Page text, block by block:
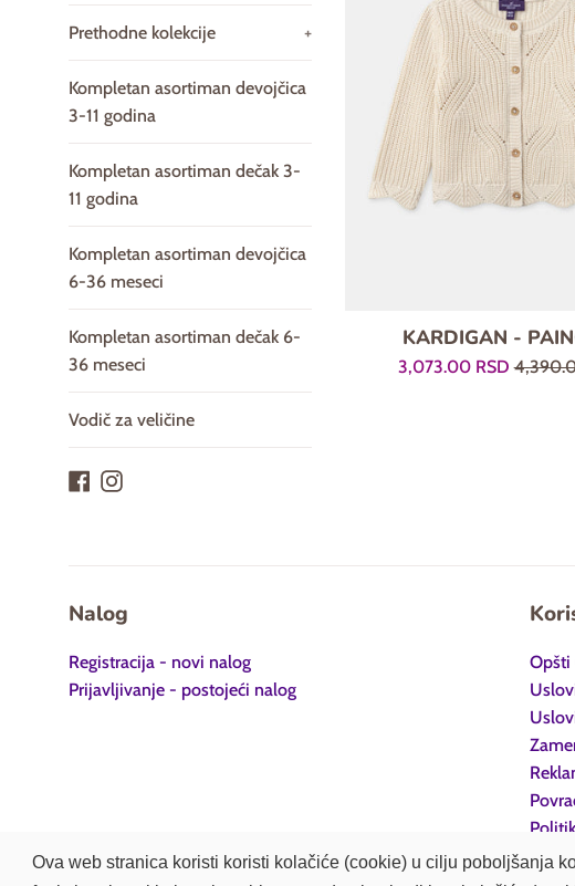
Ova web stranica koristi koristi kolačiće (cookie) u cilju poboljšanja
Prethodne kolekcije +
Kompletan asortiman devojčica
3-11 godina
Kompletan asortiman dečak 3-
11 godina
Kompletan asortiman devojčica
6-36 meseci
Kompletan asortiman dečak 6-
36 meseci
Vodič za veličine
Facebook
Instagram
KARDIGAN -
Prodajna
3,073.00 RSD
Nalog
Registracija - novi nalog
Prijavljivanje - postojeći nalog
Opšti